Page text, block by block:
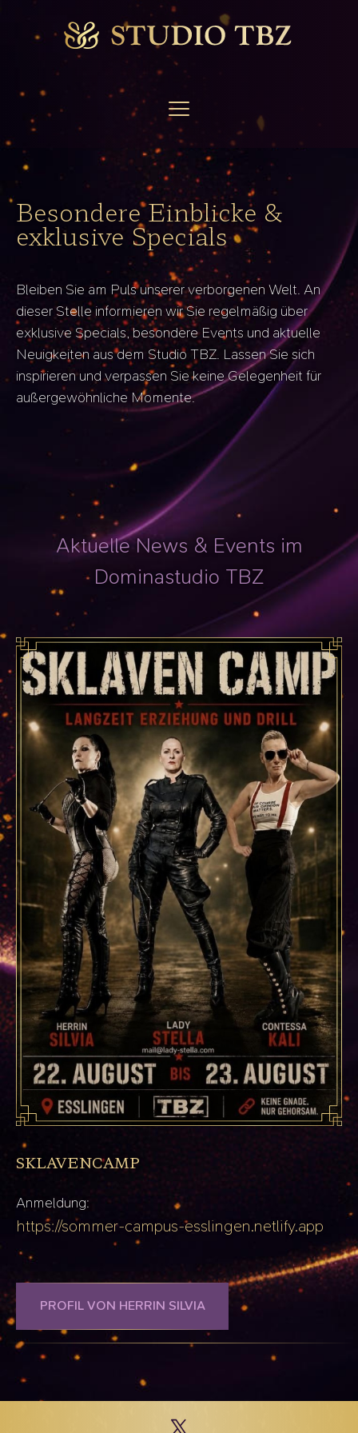
Besondere Einblicke &
exklusive Specials
Bleiben Sie am Puls unserer verborgenen Welt. An
dieser Stelle informieren wir Sie regelmäßig über
exklusive Specials, besondere Events und aktuelle
Neuigkeiten aus dem Studio TBZ. Lassen Sie sich
inspirieren und verpassen Sie keine Gelegenheit für
außergewöhnliche Momente.
Aktuelle News & Events im
Dominastudio TBZ
SKLAVENCAMP
Anmeldung:
https://sommer-campus-esslingen.netlify.app
PROFIL VON HERRIN SILVIA